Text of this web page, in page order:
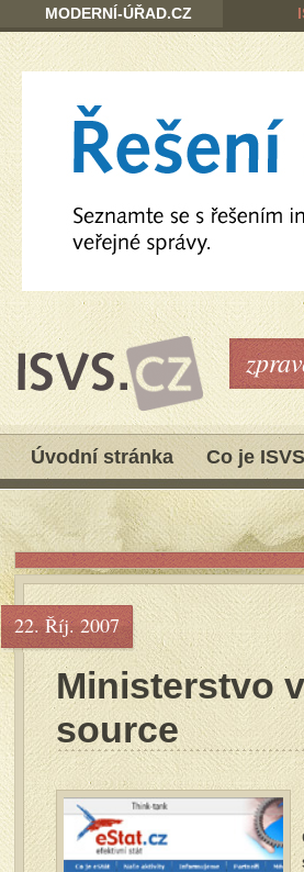
Úvodní stránka Co je
22. Říj. 2007
Ministerstvo
source
MODERNÍ-ÚŘAD.CZ